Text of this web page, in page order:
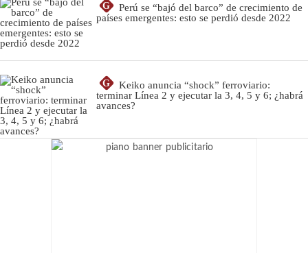
G
Perú se “bajó del barco” de crecimiento de
países emergentes: esto se perdió desde 2022
G
Keiko anuncia “shock” ferroviario:
terminar Línea 2 y ejecutar la 3, 4, 5 y 6; ¿habrá
avances?